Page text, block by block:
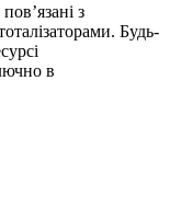
з
Будь-
в